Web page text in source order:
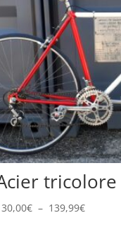
tricolore
€ – 139,99€Plage